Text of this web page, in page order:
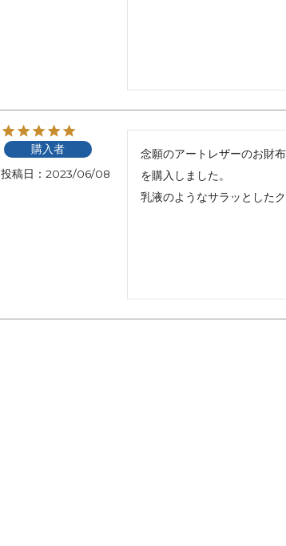
購入者
投稿日
2023/06/08
念願のアートレザーのお財
を購入しました。
乳液のようなサラッとした